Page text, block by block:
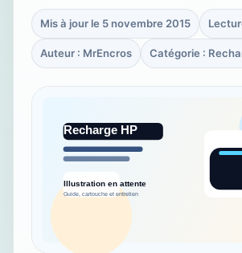
Mis à jour le 5 novembre 2015
Auteur : MrEncros Catégorie :